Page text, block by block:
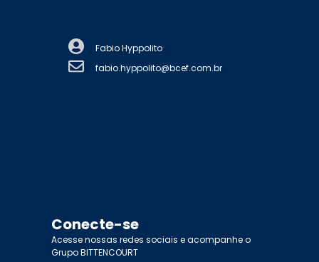
Fabio Hyppolito
fabio.hyppolito@bcef.com.br
Conecte-se
Acesse nossas redes sociais e acompanhe o
Grupo BITTENCOURT